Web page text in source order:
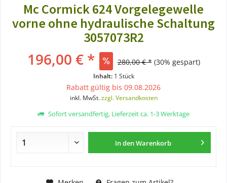
Mc Cormick 624 Vorgelegewelle
vorne ohne hydraulische Schaltung
3057073R2
196,00 € * 280,00 € * (30% gespart)
Inhalt: 1 Stück
Rabatt gültig bis 09.08.2026
inkl. MwSt.zzgl. Versandkosten
Sofort versandfertig, Lieferzeit ca. 1-3 Werktage
In denWarenkorb